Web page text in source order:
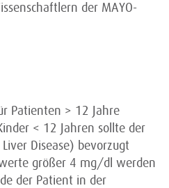
der MAYO-
Patienten > 12 Jahre
< 12 Jahren sollte der
Liver Disease) bevorzugt
größer 4 mg/dl werden
der Patient in der